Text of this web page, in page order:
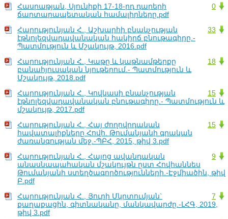
0
Հասրաթյան, Սյունիքի 17-18-րդ դարերի
ճարտարապետական համալիրները.pdf
33
Հարությունյան Հ., Աշխարհի բնակչության
էթնոլեզվադավանական հակիրճ բնութագիրը.-
Պատմություն և Մշակույթ, 2016.pdf
18
Հարությունյան Հ., Կաթը և կաթնամթերքը
բանահյուսական նյութերում.- Պատմություն և
Մշակույթ, 2018.pdf
15
Հարությունյան Հ., Կովկասի բնակչության
էթնոլեզվադավանական բնութագիրը.- Պատմություն և
մշակույթ, 2017.pdf
15
Հարությունյան Հ., Հայ ժողովրդական
հավատալիքները Հովհ. Թումանյանի գրական
ժառանգության մեջ.-ՊԲՀ, 2015, թիվ 3.pdf
9
Հարությունյան Հ., Հայոց ավանդական
անասնապահական մշակույթն ըստ Հովհաննես
Թումանյանի ստեղծագործությունների.-Էջմիածին, թիվ
Բ.pdf
7
Հարությունյան Հ., Յուրի Մկրտումյան`
քաղաքացին, գիտնականը, մանկավարժը.-ԼՀԳ, 2019,
թիվ 3.pdf